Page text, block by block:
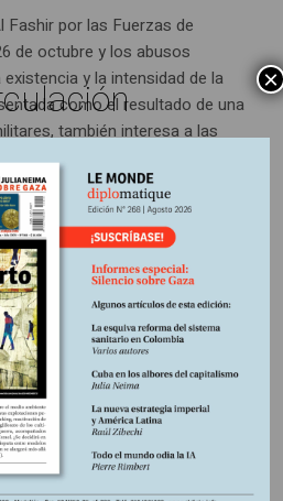
Fashir por las Fuerzas de
de octubre y los abusos
y la intensidad de la
como el resultado de una
también interesa a las
sacar provecho...
×